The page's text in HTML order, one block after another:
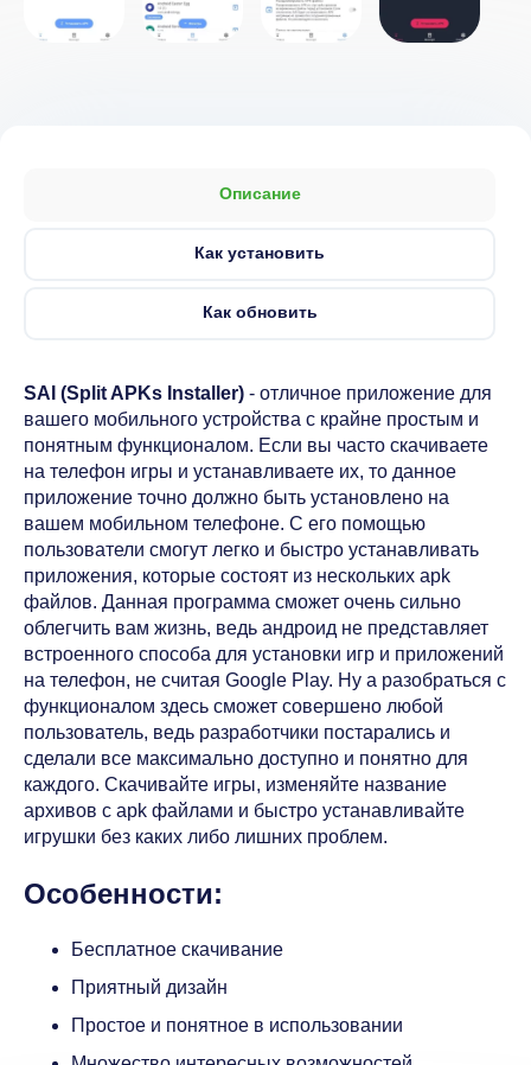
Описание
Как установить
Как обновить
SAI (Split APKs Installer) - отличное приложение для
вашего мобильного устройства с крайне простым и
понятным функционалом. Если вы часто скачиваете
на телефон игры и устанавливаете их, то данное
приложение точно должно быть установлено на
вашем мобильном телефоне. С его помощью
пользователи смогут легко и быстро устанавливать
приложения, которые состоят из нескольких apk
файлов. Данная программа сможет очень сильно
облегчить вам жизнь, ведь андроид не представляет
встроенного способа для установки игр и приложений
на телефон, не считая Google Play. Ну а разобраться с
функционалом здесь сможет совершено любой
пользователь, ведь разработчики постарались и
сделали все максимально доступно и понятно для
каждого. Скачивайте игры, изменяйте название
архивов с apk файлами и быстро устанавливайте
игрушки без каких либо лишних проблем.
Особенности:
Бесплатное скачивание
Приятный дизайн
Простое и понятное в использовании